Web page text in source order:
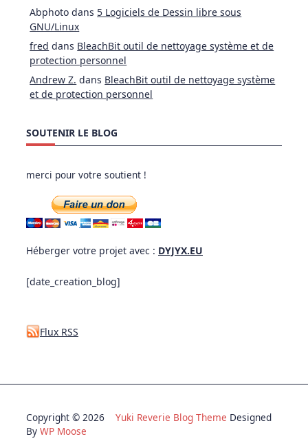
Abphoto dans 5 Logiciels de Dessin libre sous
GNU/Linux
fred dans BleachBit outil de nettoyage système et de
protection personnel
Andrew Z. dans BleachBit outil de nettoyage système
et de protection personnel
SOUTENIR LE BLOG
merci pour votre soutient !
Héberger votre projet avec : DYJYX.EU
[date_creation_blog]
Flux RSS
Copyright © 2026 Yuki Reverie Blog Theme Designed
By WP Moose